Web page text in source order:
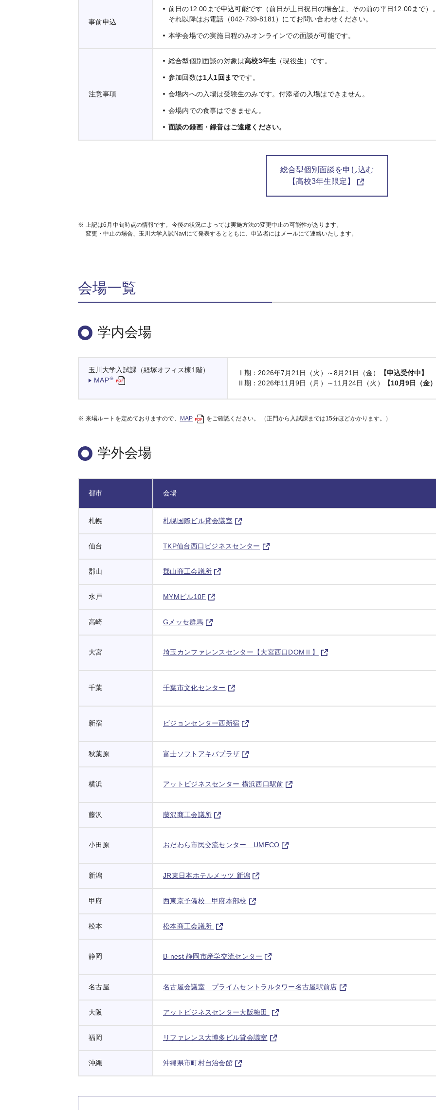
事前申込
前日の12:00まで申込可能です（前日が土日祝日の場合は、その前の平日12:00まで）
それ以降はお電話（042-739-8181）にてお問い合わせください。
本学会場での実施日程のみオンラインでの面談が可能です。
注意事項
総合型個別面談の対象は高校3年生 （現役生）です。
参加回数は1人1回までです。
会場内への入場は受験生のみです。付添者の入場はできません。
会場内での食事はできません。
面談の録画・録音はご遠慮ください。
総合型個別面談を申し込む
【高校3年生限定】
※ 上記は6月中旬時点の情報です。今後の状況によっては実施方法の変更中止の可能性があります。
変更・中止の場合、玉川大学入試Naviにて発表するとともに、申込者にはメールにて連絡いたします。
会場一覧
学内会場
玉川大学入試課（経塚オフィス棟1階）
MAP※
Ⅰ期：2026年7月21日（火）～8月21日（金）
【申込受付中】
Ⅱ期：2026年11月9日（月）～11月24日（火）
【10月9日（金
※ 来場ルートを定めておりますので、 MAP をご確認ください。 （正門から入試課までは15分ほどかかります。）
学外会場
都市 会場
札幌 札幌国際ビル貸会議室
仙台 TKP仙台西口ビジネスセンター
郡山 郡山商工会議所
水戸 MYMビル10F
高崎 Gメッセ群馬
大宮 埼玉カンファレンスセンター【大宮西口DOMⅡ】
千葉 千葉市文化センター
新宿 ビジョンセンター西新宿
秋葉原 富士ソフトアキバプラザ
横浜 アットビジネスセンター 横浜西口駅前
藤沢 藤沢商工会議所
小田原 おだわら市民交流センター UMECO
新潟 JR東日本ホテルメッツ 新潟
甲府 西東京予備校 甲府本部校
松本 松本商工会議所
静岡 B-nest 静岡市産学交流センター
名古屋 名古屋会議室 プライムセントラルタワー名古屋駅前店
大阪 アットビジネスセンター大阪梅田
福岡 リファレンス大博多ビル貸会議室
沖縄 沖縄県市町村自治会館